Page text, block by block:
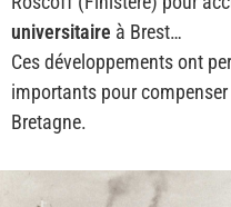
universitaire à Brest…
Ces développements ont
importants pour
Bretagne.